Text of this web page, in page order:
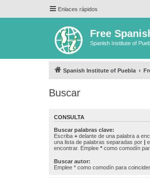
Enlaces rápidos
Free
Spanish Institute of
Spanish Institute of Puebla
Buscar
CONSULTA
Buscar palabras clave:
Escriba + delante de una palabra a
una lista de palabras separadas por |
encontrar. Emplee * como comodín
Buscar autor:
Emplee * como comodín para